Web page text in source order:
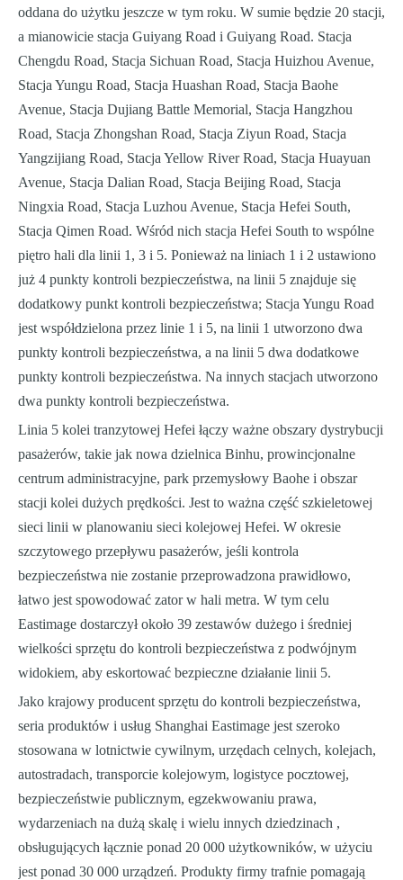
oddana do użytku jeszcze w tym roku. W sumie będzie 20 stacji,
a mianowicie stacja Guiyang Road i Guiyang Road. Stacja
Chengdu Road, Stacja Sichuan Road, Stacja Huizhou Avenue,
Stacja Yungu Road, Stacja Huashan Road, Stacja Baohe
Avenue, Stacja Dujiang Battle Memorial, Stacja Hangzhou
Road, Stacja Zhongshan Road, Stacja Ziyun Road, Stacja
Yangzijiang Road, Stacja Yellow River Road, Stacja Huayuan
Avenue, Stacja Dalian Road, Stacja Beijing Road, Stacja
Ningxia Road, Stacja Luzhou Avenue, Stacja Hefei South,
Stacja Qimen Road. Wśród nich stacja Hefei South to wspólne
piętro hali dla linii 1, 3 i 5. Ponieważ na liniach 1 i 2 ustawiono
już 4 punkty kontroli bezpieczeństwa, na linii 5 znajduje się
dodatkowy punkt kontroli bezpieczeństwa; Stacja Yungu Road
jest współdzielona przez linie 1 i 5, na linii 1 utworzono dwa
punkty kontroli bezpieczeństwa, a na linii 5 dwa dodatkowe
punkty kontroli bezpieczeństwa. Na innych stacjach utworzono
dwa punkty kontroli bezpieczeństwa.
Linia 5 kolei tranzytowej Hefei łączy ważne obszary dystrybucji
pasażerów, takie jak nowa dzielnica Binhu, prowincjonalne
centrum administracyjne, park przemysłowy Baohe i obszar
stacji kolei dużych prędkości. Jest to ważna część szkieletowej
sieci linii w planowaniu sieci kolejowej Hefei. W okresie
szczytowego przepływu pasażerów, jeśli kontrola
bezpieczeństwa nie zostanie przeprowadzona prawidłowo,
łatwo jest spowodować zator w hali metra. W tym celu
Eastimage dostarczył około 39 zestawów dużego i średniej
wielkości sprzętu do kontroli bezpieczeństwa z podwójnym
widokiem, aby eskortować bezpieczne działanie linii 5.
Jako krajowy producent sprzętu do kontroli bezpieczeństwa,
seria produktów i usług Shanghai Eastimage jest szeroko
stosowana w lotnictwie cywilnym, urzędach celnych, kolejach,
autostradach, transporcie kolejowym, logistyce pocztowej,
bezpieczeństwie publicznym, egzekwowaniu prawa,
wydarzeniach na dużą skalę i wielu innych dziedzinach ,
obsługujących łącznie ponad 20 000 użytkowników, w użyciu
jest ponad 30 000 urządzeń. Produkty firmy trafnie pomagają